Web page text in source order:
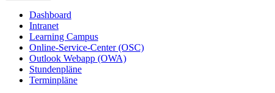
Dashboard
Intranet
Learning Campus
Online-Service-Center (OSC)
Outlook Webapp (OWA)
Stundenpläne
Terminpläne